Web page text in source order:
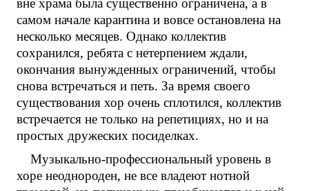
вне храма была существенно ограничена, а в
самом начале карантина и вовсе остановлена на
несколько месяцев. Однако коллектив
сохранился, ребята с нетерпением ждали,
окончания вынужденных ограничений, чтобы
снова встречаться и петь. За время своего
существования хор очень сплотился, коллектив
встречается не только на репетициях, но и на
простых дружеских посиделках.
Музыкально-профессиональный уровень в
хоре неоднороден, не все владеют нотной